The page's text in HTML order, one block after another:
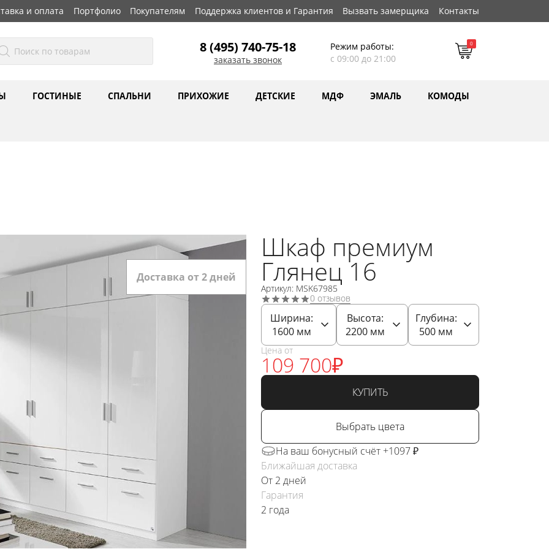
и оплата Портфолио Покупателям Поддержка клиентов и Гарантия Вызвать замерщика Контакты
8 (495) 740-75-18
заказать звонок
Режим работы:
с 09:00 до 21:00
0
ГОСТИНЫЕ СПАЛЬНИ ПРИХОЖИЕ ДЕТСКИЕ МДФ ЭМАЛЬ КОМОДЫ
Доставка от 2 дней
Шкаф премиум
Глянец 16
Артикул: MSK67985
0 отзывов
Ширина:
1600мм
Высота:
2200мм
Глубина:
500 мм
Цена от
109 700₽
КУПИТЬ
Выбрать цвета
На ваш бонусный счёт +1097 ₽
Ближайшая доставка
От 2 дней
Гарантия
2 года